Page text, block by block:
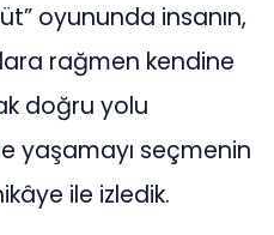
oyununda insanın,
rağmen kendine
doğru yolu
yaşamayı seçmenin
ile izledik.